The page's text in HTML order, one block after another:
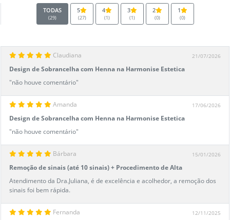
TODAS
(29)
5
(27)
4
(1)
3
(1)
2
(0)
1
(0)
Claudiana 21/07/2026
Design de Sobrancelha com Henna na Harmonise Estetica
Avançada
"não houve comentário"
Amanda 17/06/2026
Design de Sobrancelha com Henna na Harmonise Estetica
Avançada
"não houve comentário"
Bárbara 15/01/2026
Remoção de sinais (até 10 sinais) + Procedimento de Alta
Frequência
Atendimento da Dra.Juliana, é de excelência e acolhedor, a remoção dos
sinais foi bem rápida.
Fernanda 12/11/2025